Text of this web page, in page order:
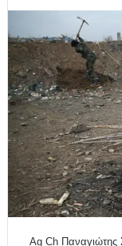
Ag Ch Παναγιώτης